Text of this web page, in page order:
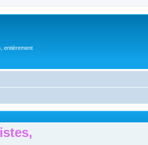
entièrement